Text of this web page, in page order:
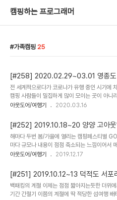
캠핑하는 프로그래머
가족캠핑 25
[#258] 2020.02.29~03.01 영종도
가족캠핑
전 세계적으로다가 코로나가 유행 중인 시기에
캠핑 사람들이 밀집하게 많이 모이는 곳이 아니
는 말도 돌았지만 어쨌거나 공기좋은 야외로 나
적적한 캠핑이어서 정말 오래간만에 가족만 온
보고 싶다 했던 바다가 보이는 가까운 곳이어서
당에서 해결한 편한 캠핑이어서 그렇게 조용한
은별이가 산책하며 사진도 많아 찍고 좋은 눈을
고 오래간만에 우리 가족 한자리에 누워 잠자리
아웃도어/여행기 2020.03.16
[#252] 2019.10.18~20 양양 고아웃
벌
해마다 두번 봄/가을에 열리는 캠핑페스티벌
마​다 규모나 내용이 점점 축소되는 느낌이어서
핑 페스티벌에 가지 않으리라 다짐하게 되는 행
장이 되는지라 캠우들을 만나기위한 목적으로 참
론 일상의 범주에 속해있는 일상캠핑과는 다르게
행사들이 재미의 요소가 아닐 수는 없으나 ​​ ​ ​점점
많아지는 것은 사실 그로인해 고아웃에서 만나
아웃도어/여행기 2019.12.17
[#251] 2019.10.12~13 덕적도 서포
백패킹의 계절 이제는 점점 짧아지는듯한 더위
기간 간절기 이쯤의 계절에 ​딱 적당한 섬여행 배